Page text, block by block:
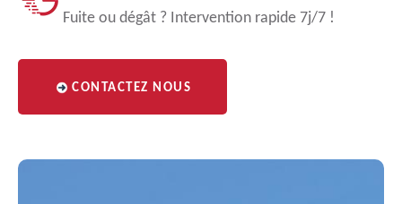
Fuite ou dégât ? Intervention rapide 7j/7 !
CONTACTEZ NOUS